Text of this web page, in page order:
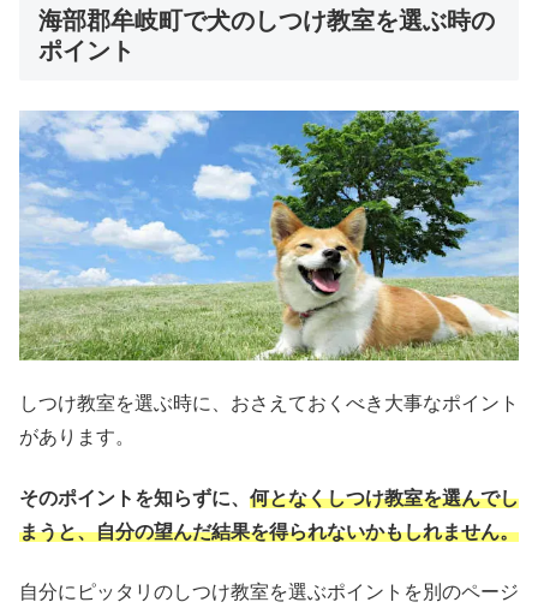
海部郡牟岐町で犬のしつけ教室を選ぶ時の
ポイント
しつけ教室を選ぶ時に、おさえておくべき大事なポイント
があります。
そのポイントを知らずに、 何となくしつけ教室を選んでし
まうと、自分の望んだ結果を得られないかもしれません。
自分にピッタリのしつけ教室を選ぶポイントを別のページ